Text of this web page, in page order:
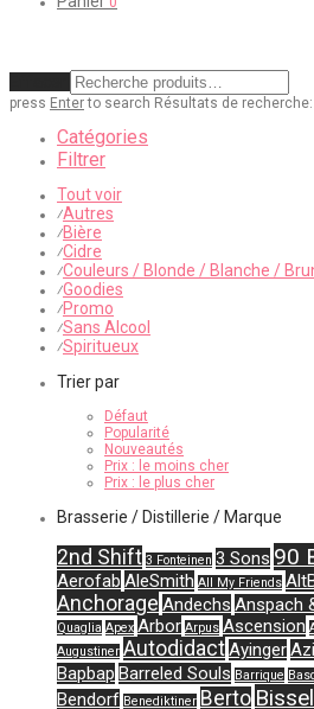
press Enterto search Résultats de recherche:
Catégories
Filtrer
Tout voir
⁄Autres
⁄Bière
⁄Cidre
⁄Couleurs / Blonde / Blanche /
⁄Goodies
⁄Promo
⁄Sans Alcool
⁄Spiritueux
Trier par
Défaut
Popularité
Nouveautés
Prix : le moins cher
Prix : le plus cher
Brasserie / Distillerie / Marque
2nd Shift 3 Fonteinen 3 Sons 90
Aerofab AleSmith All My Friends
Anchorage Andechs Anspach
Quaglia Apex Arbor Arpus Ascension
Augustiner AutodidactAyinger
Bapbap Barreled Souls Barrique
Bendorf Benediktiner Berto